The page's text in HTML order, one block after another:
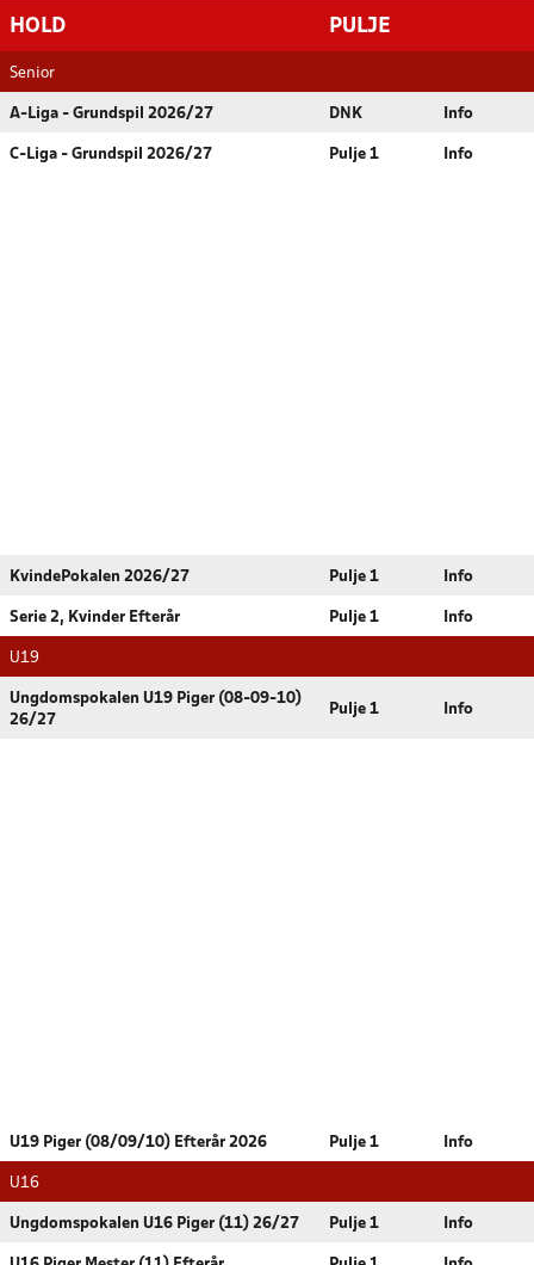
HOLD PULJE
Senior
A-Liga - Grundspil 2026/27 DNK Info
C-Liga - Grundspil 2026/27 Pulje 1 Info
KvindePokalen 2026/27 Pulje 1 Info
Serie 2, Kvinder Efterår Pulje 1 Info
U19
Ungdomspokalen U19 Piger (08-09-10)
26/27
Pulje 1 Info
U19 Piger (08/09/10) Efterår 2026 Pulje 1 Info
U16
Ungdomspokalen U16 Piger (11) 26/27 Pulje 1 Info